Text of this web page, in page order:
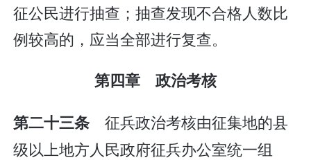
征公民进行抽查；抽查发现不合格人数比
例较高的，应当全部进行复查。
第四章 政治考核
第二十三条 征兵政治考核由征集地的县
级以上地方人民政府征兵办公室统一组